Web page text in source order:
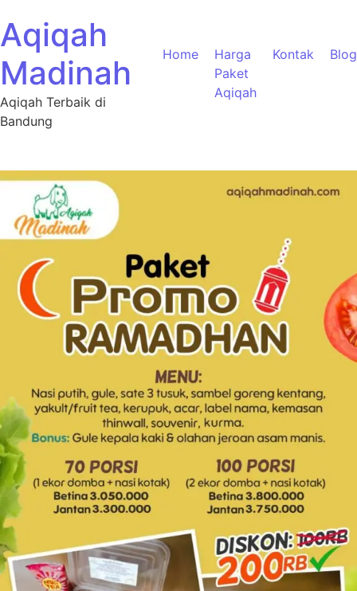
Aqiqah
Madinah
Aqiqah Terbaik di
Bandung
Home
Harga
Paket
Aqiqah
Kontak Blog